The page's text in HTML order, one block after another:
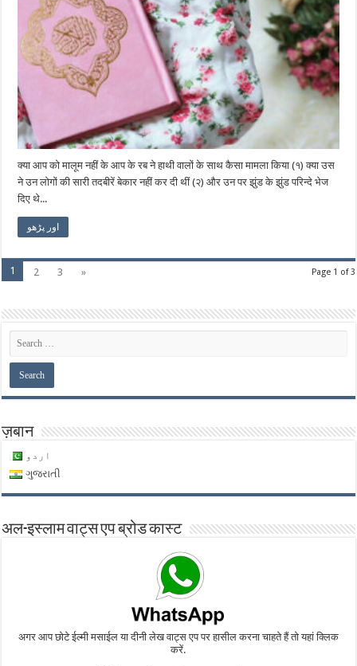
क्या आप को मालूम नहीं के आप के रब ने हाथी वालों के साथ कैसा मामला किया (१) क्या उस
ने उन लोगों की सारी तदबीरें बेकार नहीं कर दी थीं (२) और उन पर झुंड के झुंड परिन्दे भेज
दिए थे...
اور پڑھو
Page 1 of 3
1 2 3 »
ज़बान
اردو
ગુજરાતી
अल-इस्लाम वाट्स एप ब्रोड कास्ट
अगर आप छोटे ईल्मी मसाईल या दीनी लेख वाट्स एप पर हासील करना चाहते हैं तो यहां क्लिक
करें.